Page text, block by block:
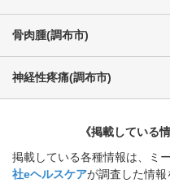
骨肉腫(調布市)
神経性疼痛(調布市)
《掲載している
掲載している各種情報は、ミ
社eヘルスケアが調査した情